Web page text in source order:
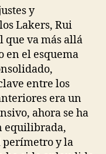
y
Lakers, Rui
que va más allá
en el esquema
entre los
era un
ahora se ha
equilibrada,
perímetro y la